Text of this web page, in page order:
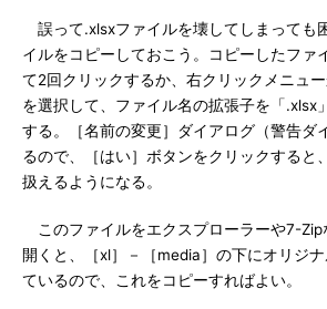
誤って.xlsxファイルを壊してしまっても
イルをコピーしておこう。コピーしたファ
て2回クリックするか、右クリックメニュー
を選択して、ファイル名の拡張子を「.xlsx
する。［名前の変更］ダイアログ（警告ダ
るので、［はい］ボタンをクリックすると
扱えるようになる。
このファイルをエクスプローラーや7-Zip
開くと、［xl］－［media］の下にオリジ
ているので、これをコピーすればよい。